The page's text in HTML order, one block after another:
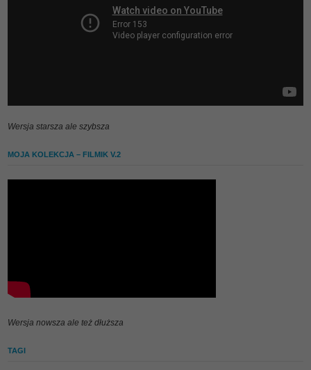
Wersja starsza ale szybsza
MOJA KOLEKCJA – FILMIK V.2
Wersja nowsza ale też dłuższa
TAGI